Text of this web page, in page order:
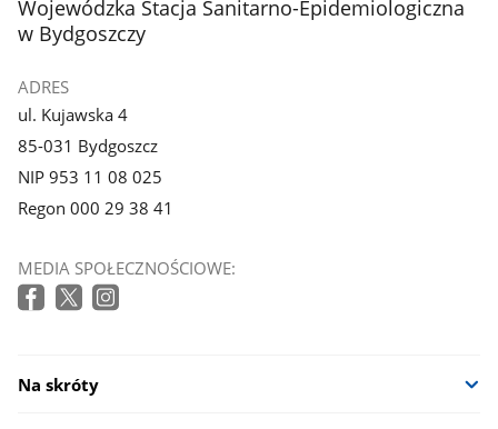
galerii.
galerii.
stopka
Wojewódzka Stacja Sanitarno-Epidemiologiczna
w Bydgoszczy
ADRES
ul. Kujawska 4
85-031 Bydgoszcz
NIP 953 11 08 025
Regon 000 29 38 41
MEDIA SPOŁECZNOŚCIOWE:
Na skróty